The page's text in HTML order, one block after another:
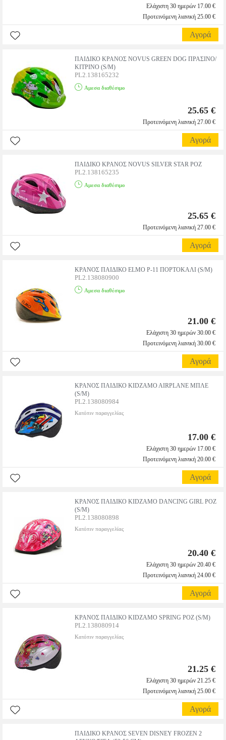
Ελάχιστη 30 ημερών 17.00 €
Προτεινόμενη λιανική 25.00 €
Αγορά
ΠΑΙΔΙΚΟ ΚΡΑΝΟΣ NOVUS GREEN DOG ΠΡΑΣΙΝΟ/
ΚΙΤΡΙΝΟ (S/M)
PL2.138165232
Αμεσα διαθέσιμο
25.65 €
Προτεινόμενη λιανική 27.00 €
Αγορά
ΠΑΙΔΙΚΟ ΚΡΑΝΟΣ NOVUS SILVER STAR ΡΟΖ
PL2.138165235
Αμεσα διαθέσιμο
25.65 €
Προτεινόμενη λιανική 27.00 €
Αγορά
ΚΡΑΝΟΣ ΠΑΙΔΙΚΟ ELMO P-11 ΠΟΡΤΟΚΑΛΙ (S/M)
PL2.138080900
Αμεσα διαθέσιμο
21.00 €
Ελάχιστη 30 ημερών 30.00 €
Προτεινόμενη λιανική 30.00 €
Αγορά
ΚΡΑΝΟΣ ΠΑΙΔΙΚΟ KIDZAMO AIRPLANE ΜΠΛΕ
(S/M)
PL2.138080984
Κατόπιν παραγγελίας
17.00 €
Ελάχιστη 30 ημερών 17.00 €
Προτεινόμενη λιανική 20.00 €
Αγορά
ΚΡΑΝΟΣ ΠΑΙΔΙΚΟ KIDZAMO DANCING GIRL ΡΟΖ
(S/M)
PL2.138080898
Κατόπιν παραγγελίας
20.40 €
Ελάχιστη 30 ημερών 20.40 €
Προτεινόμενη λιανική 24.00 €
Αγορά
ΚΡΑΝΟΣ ΠΑΙΔΙΚΟ KIDZAMO SPRING ΡΟΖ (S/M)
PL2.138080914
Κατόπιν παραγγελίας
21.25 €
Ελάχιστη 30 ημερών 21.25 €
Προτεινόμενη λιανική 25.00 €
Αγορά
ΠΑΙΔΙΚΟ ΚΡΑΝΟΣ SEVEN DISNEY FROZEN 2